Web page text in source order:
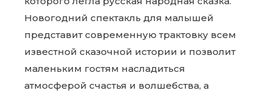
Новогодний спектакль для малышей
представит современную трактовку всем
известной сказочной истории и позволит
маленьким гостям насладиться
атмосферой счастья и волшебства, а